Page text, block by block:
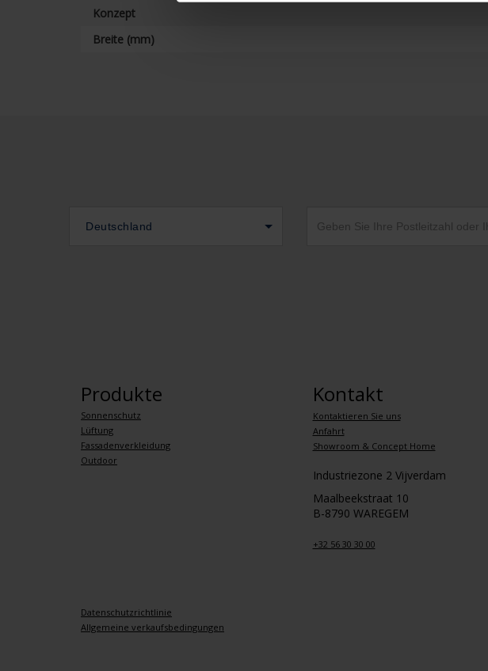
Konzept
Breite (mm)
Deutschland
Produkte
Sonnenschutz
Lüftung
Fassadenverkleidung
Outdoor
Kontakt
Kontaktieren Sie uns
Anfahrt
Showroom & Concept Home
Industriezone 2 Vijverdam
Maalbeekstraat 10
B-8790 WAREGEM
+32 56 30 30 00
Datenschutzrichtlinie
Allgemeine verkaufsbedingungen